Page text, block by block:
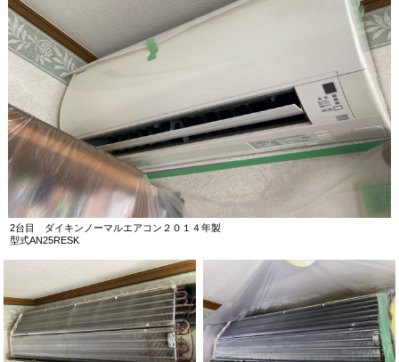
2台目 ダイキンノーマルエアコン２０１４年製
型式AN25RESK